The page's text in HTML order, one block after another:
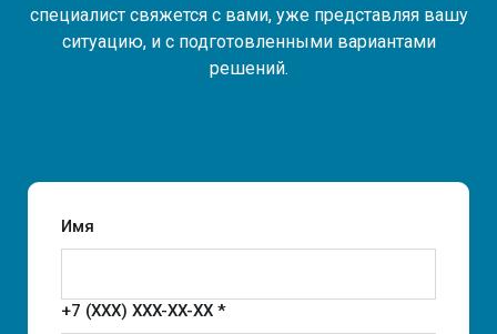
специалист свяжется с вами, уже представляя вашу
ситуацию, и с подготовленными вариантами
решений.
Имя
+7 (XXX) XXX-XX-XX *